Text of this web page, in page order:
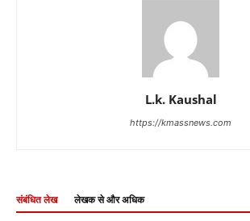
L.k. Kaushal
https://kmassnews.com
संबंधित लेख लेखक से और अधिक